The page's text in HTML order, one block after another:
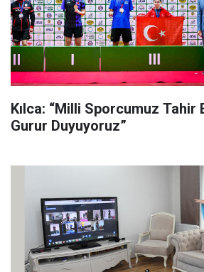
Kılca: “Milli Sporcumuz Tahir
Gurur Duyuyoruz”